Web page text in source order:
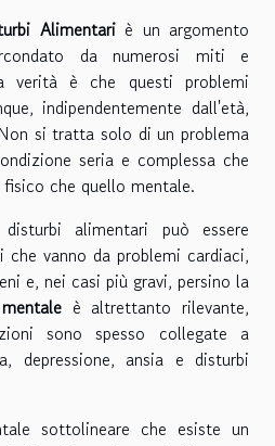
Alimentariè un argomento
da numerosi miti e
verità è che questi problemi
indipendentemente dall'età,
si tratta solo di un problema
seria e complessa che
che quello mentale.
alimentari può essere
vanno da problemi cardiaci,
e, nei casi più gravi, persino la
è altrettanto rilevante,
sono spesso collegate a
depressione, ansia e disturbi
sottolineare che esiste un